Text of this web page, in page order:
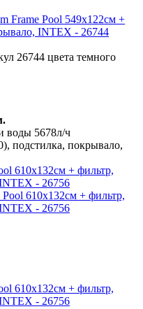
Frame Pool 549х122см +
INTEX - 26744
26744 цвета темного
воды 5678л/ч
подстилка, покрывало,
610х132см + фильтр,
- 26756
610х132см + фильтр,
- 26756